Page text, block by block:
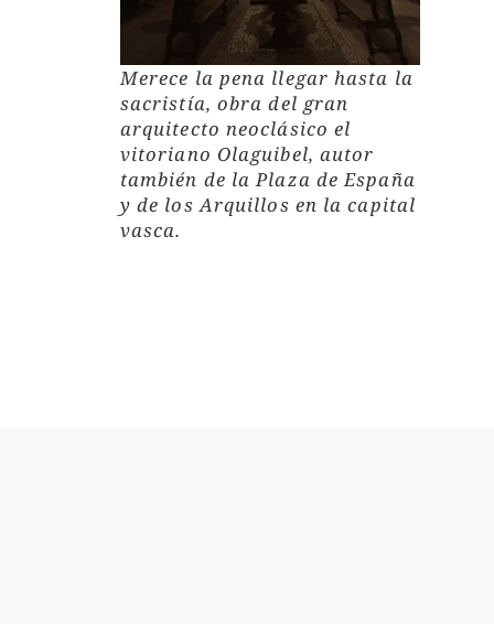
Merece la pena llegar hasta la
sacristía, obra del gran
arquitecto neoclásico el
vitoriano Olaguibel, autor
también de la Plaza de España
y de los Arquillos en la capital
vasca.